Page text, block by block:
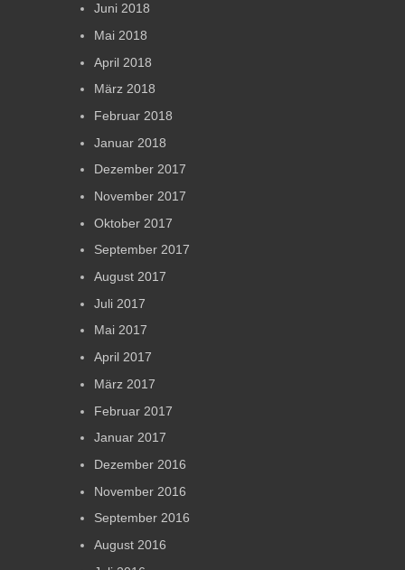
Juni 2018
Mai 2018
April 2018
März 2018
Februar 2018
Januar 2018
Dezember 2017
November 2017
Oktober 2017
September 2017
August 2017
Juli 2017
Mai 2017
April 2017
März 2017
Februar 2017
Januar 2017
Dezember 2016
November 2016
September 2016
August 2016